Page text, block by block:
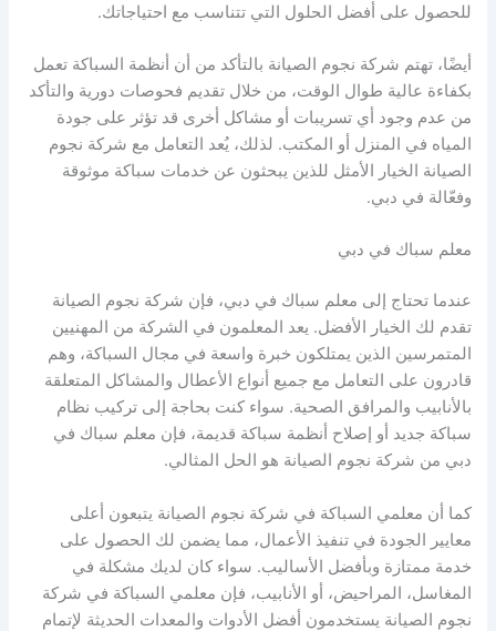
للحصول على أفضل الحلول التي تتناسب مع احتياجاتك.
أيضًا، تهتم شركة نجوم الصيانة بالتأكد من أن أنظمة السباكة تعمل
بكفاءة عالية طوال الوقت، من خلال تقديم فحوصات دورية والتأكد
من عدم وجود أي تسريبات أو مشاكل أخرى قد تؤثر على جودة
المياه في المنزل أو المكتب. لذلك، يُعد التعامل مع شركة نجوم
الصيانة الخيار الأمثل للذين يبحثون عن خدمات سباكة موثوقة
وفعّالة في دبي.
معلم سباك في دبي
عندما تحتاج إلى معلم سباك في دبي، فإن شركة نجوم الصيانة
تقدم لك الخيار الأفضل. يعد المعلمون في الشركة من المهنيين
المتمرسين الذين يمتلكون خبرة واسعة في مجال السباكة، وهم
قادرون على التعامل مع جميع أنواع الأعطال والمشاكل المتعلقة
بالأنابيب والمرافق الصحية. سواء كنت بحاجة إلى تركيب نظام
سباكة جديد أو إصلاح أنظمة سباكة قديمة، فإن معلم سباك في
دبي من شركة نجوم الصيانة هو الحل المثالي.
كما أن معلمي السباكة في شركة نجوم الصيانة يتبعون أعلى
معايير الجودة في تنفيذ الأعمال، مما يضمن لك الحصول على
خدمة ممتازة وبأفضل الأساليب. سواء كان لديك مشكلة في
المغاسل، المراحيض، أو الأنابيب، فإن معلمي السباكة في شركة
نجوم الصيانة يستخدمون أفضل الأدوات والمعدات الحديثة لإتمام